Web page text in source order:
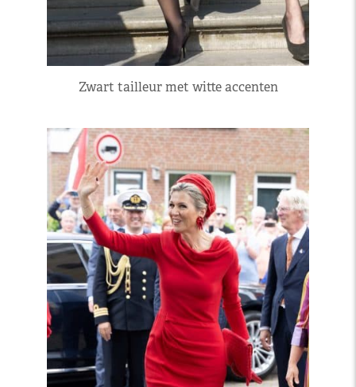
Zwart tailleur met witte accenten